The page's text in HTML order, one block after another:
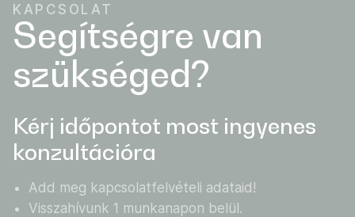
KAPCSOLAT
Segítségre van
szükséged?
Kérj időpontot most ingyenes
konzultációra
Add meg kapcsolatfelvételi adataid!
Visszahívunk 1 munkanapon belül.